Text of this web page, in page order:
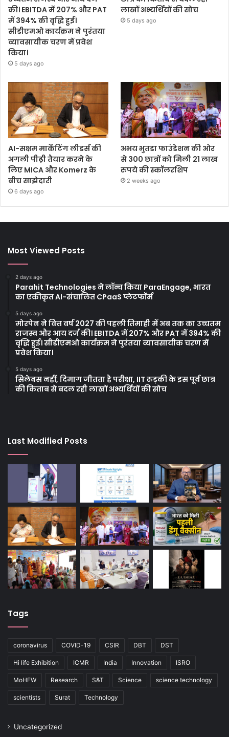
की। EBITDA में 207% और PAT
में 394% की वृद्धि हुई।
सीडीएमओ कार्यक्रम ने पुरंतया
व्यावसायीक चरण में प्रवेश
किया।
5 days ago
लाखों अभ्यर्थियों की सोच
5 days ago
AI-सक्षम मार्केटिंग लीडर्स की
अगली पीढ़ी तैयार करने के
लिए MICA और Komerz के
बीच साझेदारी
6 days ago
अभय भुतडा फाउंडेशन की ओर
से 300 छात्रों को मिली 21 लाख
रुपये की स्कॉलरशिप
2 weeks ago
Most Viewed Posts
2 days ago
Parahit Technologies ने लॉन्च किया ParaEngage, भारत
का एकीकृत AI-संचालित CPaaS प्लेटफॉर्म
5 days ago
मोरपेन ने वित्त वर्ष 2027 की पहली तिमाही में अब तक का उच्चतम
राजस्व और आय दर्ज की। EBITDA में 207% और PAT में 394% की
वृद्धि हुई। सीडीएमओ कार्यक्रम ने पुरंतया व्यावसायीक चरण में
प्रवेश किया।
5 days ago
सिलेबस नहीं, दिमाग जीतता है परीक्षा, IIT रुड़की के इस पूर्व छात्र
की किताब से बदल रही लाखों अभ्यर्थियों की सोच
Last Modified Posts
Tags
coronavirus COVID-19 CSIR DBT DST
Hi life Exhibition ICMR India Innovation ISRO
MoHFW Research S&T Science science technology
scientists Surat Technology
Uncategorized